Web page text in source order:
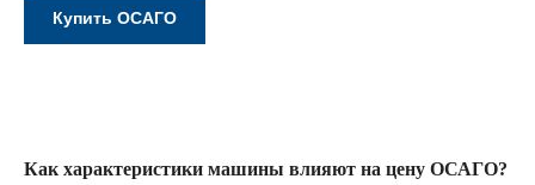
Как характеристики машины влияют на цену ОСАГО?